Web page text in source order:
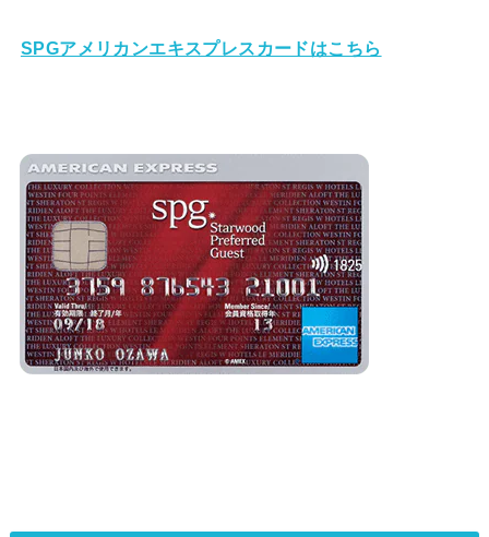
SPGアメリカンエキスプレスカードはこちら